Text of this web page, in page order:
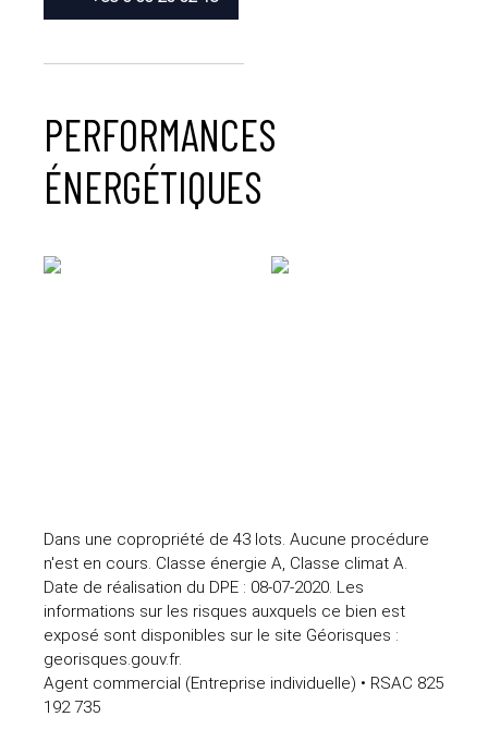
PERFORMANCES
ÉNERGÉTIQUES
Dans une copropriété de 43 lots. Aucune procédure
n'est en cours. Classe énergie A, Classe climat A.
Date de réalisation du DPE : 08-07-2020. Les
informations sur les risques auxquels ce bien est
exposé sont disponibles sur le site Géorisques :
georisques.gouv.fr.
Agent commercial (Entreprise individuelle) • RSAC 825
192 735